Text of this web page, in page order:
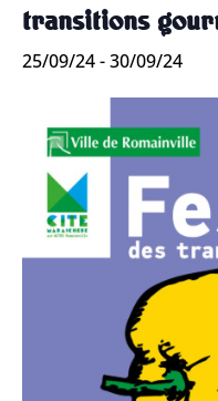
transitions
25/09/24-30/09/24